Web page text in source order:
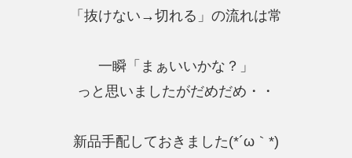
「抜けない→切れる」の流れは常
一瞬「まぁいいかな？」
っと思いましたがだめだめ・・
新品手配しておきました(*´ω｀*)